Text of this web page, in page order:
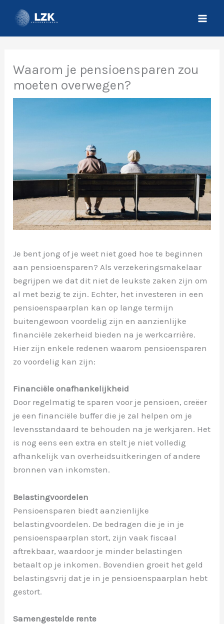
naar
Waarom je pensioensparen zou
moeten overwegen?
Je bent jong of je weet niet goed hoe te beginnen
aan pensioensparen? Als verzekeringsmakelaar
begrijpen we dat dit niet de leukste zaken zijn om
al met bezig te zijn. Echter, het investeren in een
pensioenspaarplan kan op lange termijn
buitengewoon voordelig zijn en aanzienlijke
financiële zekerheid bieden na je werkcarrière.
Hier zijn enkele redenen waarom pensioensparen
zo voordelig kan zijn:
Financiële onafhankelijkheid
Door regelmatig te sparen voor je pensioen, creëer
je een financiële buffer die je zal helpen om je
levensstandaard te behouden na je werkjaren. Het
is nog eens een extra en stelt je niet volledig
afhankelijk van overheidsuitkeringen of andere
bronnen van inkomsten.
Belastingvoordelen
Pensioensparen biedt aanzienlijke
belastingvoordelen. De bedragen die je in je
pensioenspaarplan stort, zijn vaak fiscaal
aftrekbaar, waardoor je minder belastingen
betaalt op je inkomen. Bovendien groeit het geld
belastingsvrij dat je in je pensioenspaarplan hebt
gestort.
Samengestelde rente